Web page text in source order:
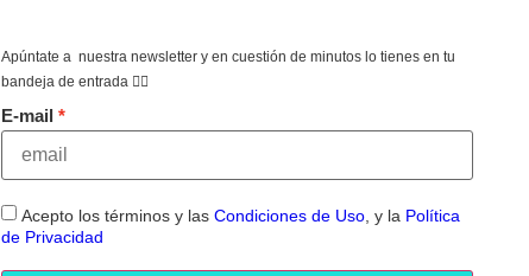
Apúntate a nuestra newsletter y en cuestión de minutos lo tienes en tu
bandeja de entrada 👇🏻
E-mail
Acepto los términos y las Condiciones de Uso, y la Política
de Privacidad